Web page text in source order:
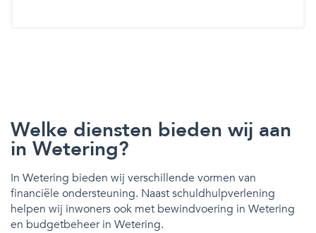
Welke diensten bieden wij aan
in Wetering?
In Wetering bieden wij verschillende vormen van
financiële ondersteuning. Naast schuldhulpverlening
helpen wij inwoners ook met bewindvoering in Wetering
en budgetbeheer in Wetering.